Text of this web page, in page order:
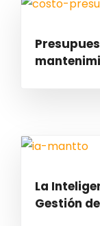
La
Gestión